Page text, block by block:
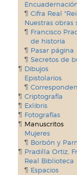
Cifra Real
Nuestras obras
Francisco
de historia
Pasar página
Secretos de
Dibujos
Epistolarios
Criptografía
Exlibris
Fotografías
Manuscritos
Mujeres
Borbón y
Pradilla Ortiz,
Real Biblioteca
Espacios